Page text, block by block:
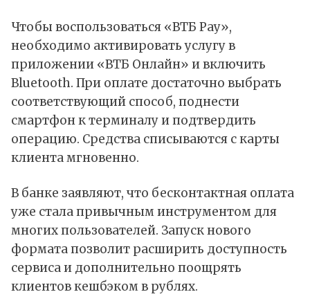
Чтобы воспользоваться «ВТБ Pay»,
необходимо активировать услугу в
приложении «ВТБ Онлайн» и включить
Bluetooth. При оплате достаточно выбрать
соответствующий способ, поднести
смартфон к терминалу и подтвердить
операцию. Средства списываются с карты
клиента мгновенно.
В банке заявляют, что бесконтактная оплата
уже стала привычным инструментом для
многих пользователей. Запуск нового
формата позволит расширить доступность
сервиса и дополнительно поощрять
клиентов кешбэком в рублях.